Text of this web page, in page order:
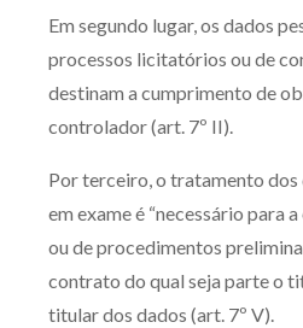
Em segundo lugar, os dados
processos licitatórios ou de
destinam a cumprimento de
controlador (art. 7º II).
Por terceiro, o tratamento dos
em exame é “necessário para
ou de procedimentos
contrato do qual seja parte o
titular dos dados (art. 7º V).